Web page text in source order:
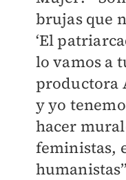
brujas que
‘El
lo vamos a
productora
y yo
hacer
feministas,